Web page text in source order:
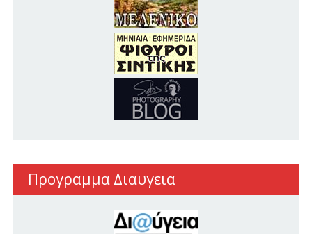
Προγραμμα Διαυγεια